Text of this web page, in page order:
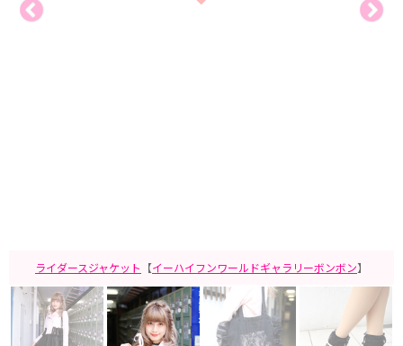
ライダースジャケット 【イーハイフンワールドギャラリーボンボン】